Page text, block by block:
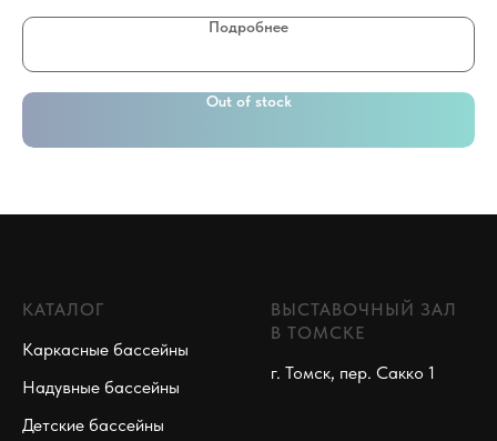
Подробнее
Out of stock
КАТАЛОГ
Каркасные бассейны
Надувные бассейны
Детские бассейны
ВЫСТАВОЧНЫЙ ЗАЛ
В ТОМСКЕ
г. Томск, пер. Сакко 1